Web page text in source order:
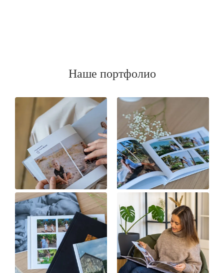
Наше портфолио